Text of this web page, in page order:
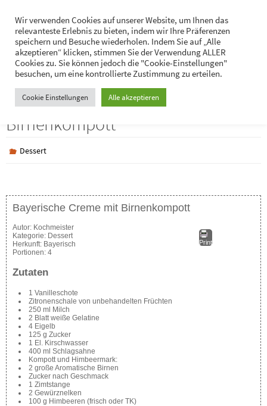
Inhalt
springen
Hans-Jürgen Lukaschik
Persönliches
Bayerische Creme mit
Birnenkompott
Dessert
Bayerische Creme mit Birnenkompott
Print
Autor: Kochmeister
Kategorie: Dessert
Herkunft: Bayerisch
Portionen: 4
Zutaten
1 Vanilleschote
Zitronenschale von unbehandelten Früchten
250 ml Milch
2 Blatt weiße Gelatine
4 Eigelb
125 g Zucker
1 El. Kirschwasser
400 ml Schlagsahne
Kompott und Himbeermark:
2 große Aromatische Birnen
Zucker nach Geschmack
1 Zimtstange
2 Gewürznelken
100 g Himbeeren (frisch oder TK)
Wir verwenden Cookies auf unserer Website, um Ihnen das
relevanteste Erlebnis zu bieten, indem wir Ihre Präferenzen
speichern und Besuche wiederholen. Indem Sie auf „Alle
akzeptieren“ klicken, stimmen Sie der Verwendung ALLER
Cookies zu. Sie können jedoch die "Cookie-Einstellungen"
besuchen, um eine kontrollierte Zustimmung zu erteilen.
Cookie Einstellungen Alle akzeptieren